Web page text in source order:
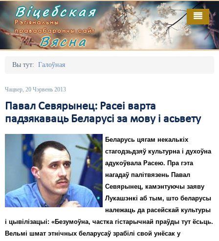
Віцебская
Рэгіянальны
праваабарончы сайт
Вясна
Вы тут: Галоўная
Чацвер, 20 Чэрвень 2013
Павал Севярынец: Расеі варта
падзякаваць Беларусі за мову і асьвету
Беларусь цягам некалькіх
стагодзьдзяў культурна і духоўна
адукоўвала Расею. Пра гэта
нагадаў палітвязень Павал
Севярынец, камэнтуючы заяву
Лукашэнкі аб тым, што беларусы
належаць да расейскай культуры
і цывілізацыі: «Безумоўна, частка гістарычнай праўды тут ёсьць.
Вельмі шмат этнічных беларусаў зрабілі свой унёсак у
Галоўная
Адміністрацыйны перасьлед
Безбар'ернае асяродзьдзе
Выбары
Грамадзянскія ініцыятывы
Дзяржава
Дыскрымінацыя
Затрыманьні
Карная псыхіятрыя
Выданьні
Кантакт
Пра нас